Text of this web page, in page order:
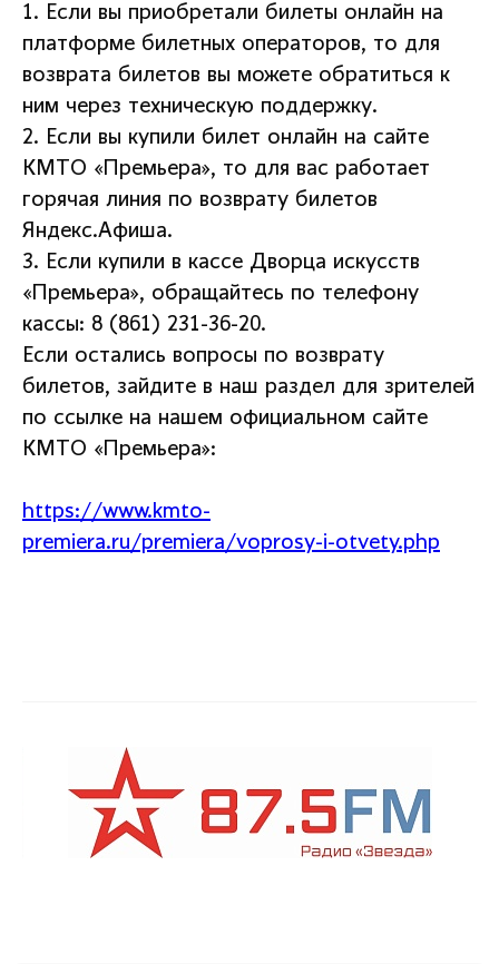
1. Если вы приобретали билеты онлайн на
платформе билетных операторов, то для
возврата билетов вы можете обратиться к
ним через техническую поддержку.
2. Если вы купили билет онлайн на сайте
КМТО «Премьера», то для вас работает
горячая линия по возврату билетов
Яндекс.Афиша.
3. Если купили в кассе Дворца искусств
«Премьера», обращайтесь по телефону
кассы: 8 (861) 231-36-20.
Если остались вопросы по возврату
билетов, зайдите в наш раздел для зрителей
по ссылке на нашем официальном сайте
КМТО «Премьера»:
https://www.kmto-
premiera.ru/premiera/voprosy-i-otvety.php